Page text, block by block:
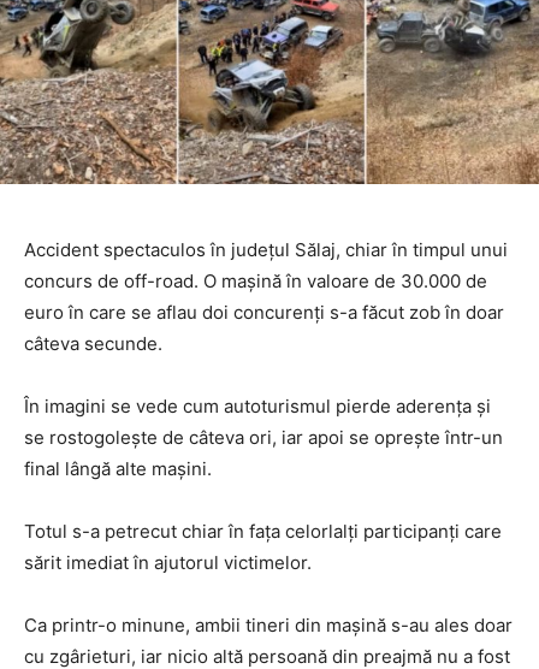
Accident spectaculos în județul Sălaj, chiar în timpul unui
concurs de off-road. O maşină în valoare de 30.000 de
euro în care se aflau doi concurenţi s-a făcut zob în doar
câteva secunde.
În imagini se vede cum autoturismul pierde aderenţa şi
se rostogoleşte de câteva ori, iar apoi se opreşte într-un
final lângă alte maşini.
Totul s-a petrecut chiar în faţa celorlalţi participanţi care
sărit imediat în ajutorul victimelor.
Ca printr-o minune, ambii tineri din maşină s-au ales doar
cu zgârieturi, iar nicio altă persoană din preajmă nu a fost